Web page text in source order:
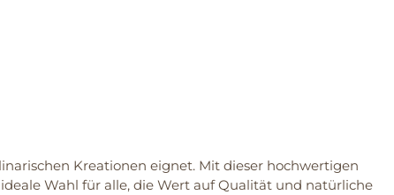
Kreationen eignet. Mit dieser hochwertigen
Wahl für alle, die Wert auf Qualität und natürliche